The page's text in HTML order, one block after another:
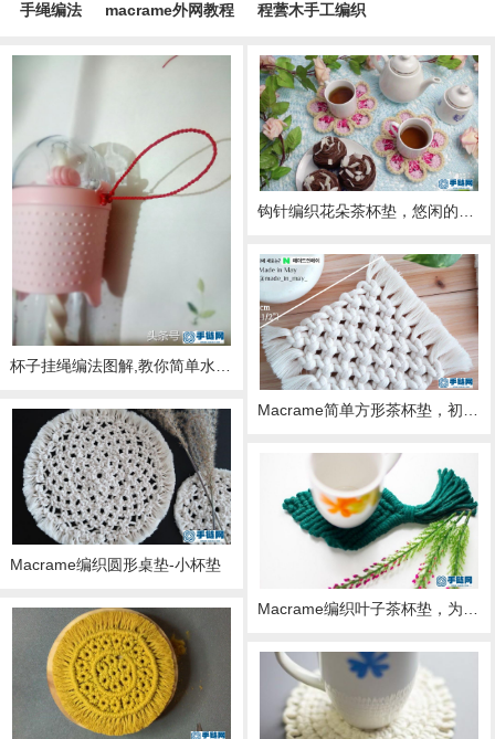
手绳编法 macrame外网教程 程蕓木手工编织
杯子挂绳编法图解,教你简单水杯绳子如何编
钩针编织花朵茶杯垫，悠闲的假日适合品茶闲聊！
Macrame简单方形茶杯垫，初学者就从它开始吧
Macrame编织圆形桌垫-小杯垫
Macrame编织叶子茶杯垫，为凄冷的冬季增添一抹绿色